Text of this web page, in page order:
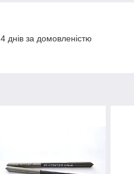
днів за домовленістю